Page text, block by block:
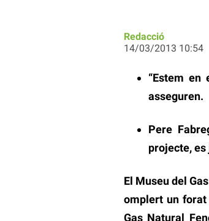
Redacció
14/03/2013 10:54
“Estem en
asseguren.
Pere
projecte,
El Museu del
omplert un forat
Gas Natural